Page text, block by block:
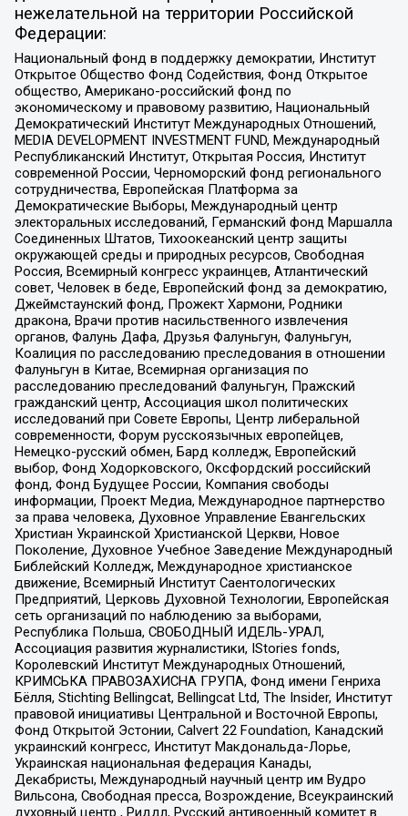
нежелательной на территории Российской
Федерации:
Национальный фонд в поддержку демократии, Институт
Открытое Общество Фонд Содействия, Фонд Открытое
общество, Американо-российский фонд по
экономическому и правовому развитию, Национальный
Демократический Институт Международных Отношений,
MEDIA DEVELOPMENT INVESTMENT FUND, Международный
Республиканский Институт, Открытая Россия, Институт
современной России, Черноморский фонд регионального
сотрудничества, Европейская Платформа за
Демократические Выборы, Международный центр
электоральных исследований, Германский фонд Маршалла
Соединенных Штатов, Тихоокеанский центр защиты
окружающей среды и природных ресурсов, Свободная
Россия, Всемирный конгресс украинцев, Атлантический
совет, Человек в беде, Европейский фонд за демократию,
Джеймстаунский фонд, Прожект Хармони, Родники
дракона, Врачи против насильственного извлечения
органов, Фалунь Дафа, Друзья Фалуньгун, Фалуньгун,
Коалиция по расследованию преследования в отношении
Фалуньгун в Китае, Всемирная организация по
расследованию преследований Фалуньгун, Пражский
гражданский центр, Ассоциация школ политических
исследований при Совете Европы, Центр либеральной
современности, Форум русскоязычных европейцев,
Немецко-русский обмен, Бард колледж, Европейский
выбор, Фонд Ходорковского, Оксфордский российский
фонд, Фонд Будущее России, Компания свободы
информации, Проект Медиа, Международное партнерство
за права человека, Духовное Управление Евангельских
Христиан Украинской Христианской Церкви, Новое
Поколение, Духовное Учебное Заведение Международный
Библейский Колледж, Международное христианское
движение, Всемирный Институт Саентологических
Предприятий, Церковь Духовной Технологии, Европейская
сеть организаций по наблюдению за выборами,
Республика Польша, СВОБОДНЫЙ ИДЕЛЬ-УРАЛ,
Ассоциация развития журналистики, IStories fonds,
Королевский Институт Международных Отношений,
КРИМСЬКА ПРАВОЗАХИСНА ГРУПА, Фонд имени Генриха
Бёлля, Stichting Bellingcat, Bellingcat Ltd, The Insider, Институт
правовой инициативы Центральной и Восточной Европы,
Фонд Открытой Эстонии, Calvert 22 Foundation, Канадский
украинский конгресс, Институт Макдональда-Лорье,
Украинская национальная федерация Канады,
Декабристы, Международный научный центр им Вудро
Вильсона, Свободная пресса, Возрождение, Всеукраинский
духовный центр , Риддл, Русский антивоенный комитет в